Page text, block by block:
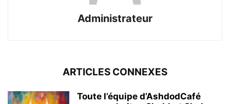
Administrateur
ARTICLES CONNEXES
Toute l’équipe d’AshdodCafé